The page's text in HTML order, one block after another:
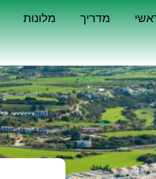
מדריך מלונות